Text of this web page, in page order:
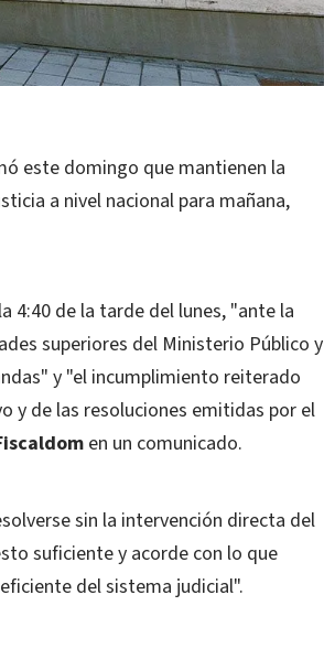
este domingo que mantienen la
a nivel nacional para mañana,
4:40 de la tarde del lunes, "ante la
superiores del Ministerio Público y
y "el incumplimiento reiterado
y de las resoluciones emitidas por el
en un comunicado.
sin la intervención directa del
suficiente y acorde con lo que
del sistema judicial".